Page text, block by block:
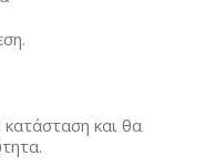
και θα